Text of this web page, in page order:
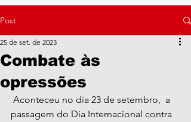
Post
Combate às
opressões
25 de set. de 2023
passagem do Dia Internacional contra